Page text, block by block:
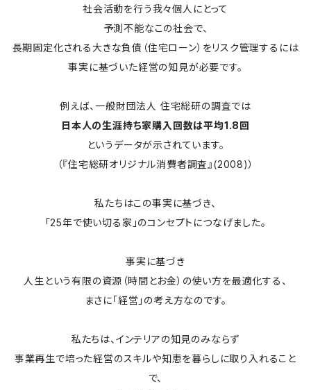
社会活動を行う我々個人にとって
予測不能なこの社会で、
長期固定化される大きな負債（住宅ローン）をリスク管理するには
事実に基づいた経営の知見が必要です。
例えば、一般財団法人 住宅総研の調査では
日本人の生涯持ち家購入回数は平均1.8回
というデータが示されています。
（『住宅総研オリジナル消費者調査』(2008)）
私たちはこの事実に基づき、
「25年で使い切る家」のコンセプトにつなげました。
事実に基づき
人生という有限の資源（時間とお金）の使い方を最適化する、
まさに「経営」の考え方なのです。
私たちは、インテリアの知見のみならず
事業再生で培った経営のスキルや知恵を暮らしに取り入れること
で、